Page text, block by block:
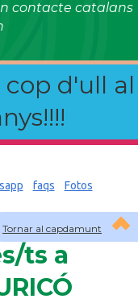
contacte catalans
cop d'ull al
Tornar al capdamunt
faqs Fotos
ts a